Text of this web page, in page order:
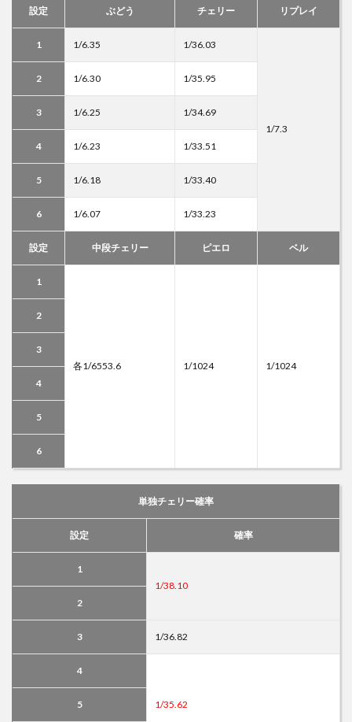
設定 ぶどう チェリー リプレイ
1 1/6.35 1/36.03
1/7.3
2 1/6.30 1/35.95
3 1/6.25 1/34.69
4 1/6.23 1/33.51
5 1/6.18 1/33.40
6 1/6.07 1/33.23
設定 中段チェリー ピエロ ベル
1
各1/6553.6 1/1024 1/1024
2
3
4
5
6
単独チェリー確率
設定 確率
1
1/38.10
2
3 1/36.82
4
1/35.62
5